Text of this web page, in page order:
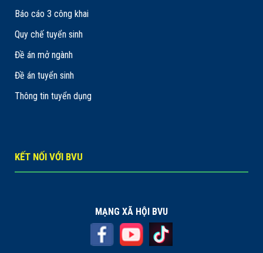
Báo cáo 3 công khai
Quy chế tuyển sinh
Đề án mở ngành
Đề án tuyển sinh
Thông tin tuyển dụng
KẾT NỐI VỚI BVU
MẠNG XÃ HỘI BVU